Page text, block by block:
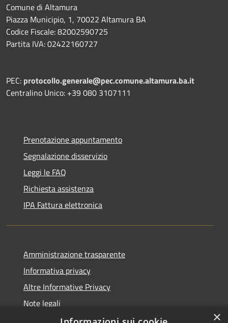
Comune di Altamura
Piazza Municipio, 1, 70022 Altamura BA
Codice Fiscale: 82002590725
Partita IVA: 02422160727
PEC: protocollo.generale@pec.comune.altamura.ba.it
Centralino Unico: +39 080 3107111
Prenotazione appuntamento
Segnalazione disservizio
Leggi le FAQ
Richiesta assistenza
IPA Fattura elettronica
Amministrazione trasparente
Informativa privacy
Altre Informative Privacy
Note legali
Dichiarazione di accessibilità
×